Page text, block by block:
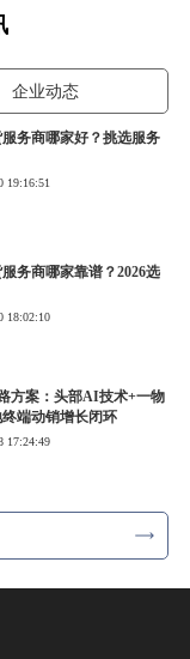
企业动态
务商哪家好？挑选服务
19:16:51
务商哪家靠谱？2026选
18:02:10
方案：头部AI技术+一物
端动销增长闭环
17:24:49